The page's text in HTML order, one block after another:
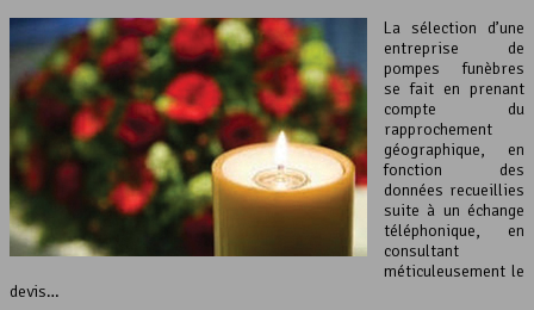
La sélection d’une
entreprise de
pompes funèbres
se fait en prenant
compte du
rapprochement
géographique, en
fonction des
données recueillies
suite à un échange
téléphonique, en
consultant
méticuleusement le
devis…